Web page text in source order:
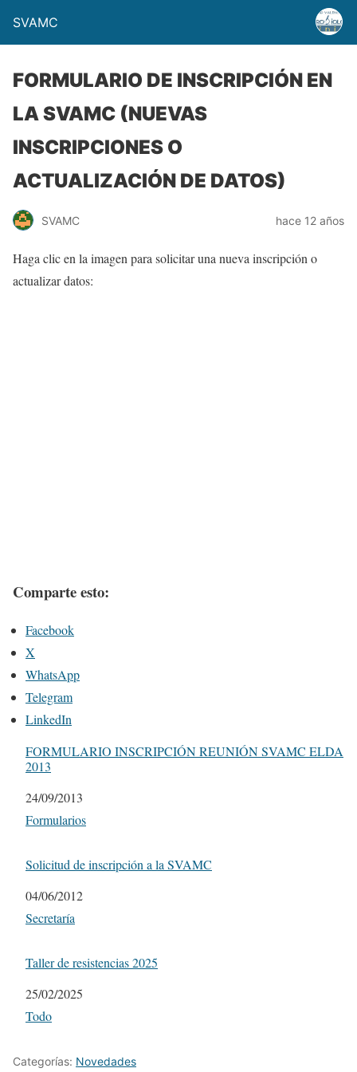
SVAMC
FORMULARIO DE INSCRIPCIÓN EN
LA SVAMC (NUEVAS
INSCRIPCIONES O
ACTUALIZACIÓN DE DATOS)
SVAMC hace 12 años
Haga clic en la imagen para solicitar una nueva inscripción o
actualizar datos:
Comparte esto:
Facebook
X
WhatsApp
Telegram
LinkedIn
FORMULARIO INSCRIPCIÓN REUNIÓN SVAMC ELDA
2013
Fecha
24/09/2013
Respecto a
Formularios
Solicitud de inscripción a la SVAMC
Fecha
04/06/2012
Respecto a
Secretaría
Taller de resistencias 2025
Fecha
25/02/2025
Respecto a
Todo
Categorías: Novedades